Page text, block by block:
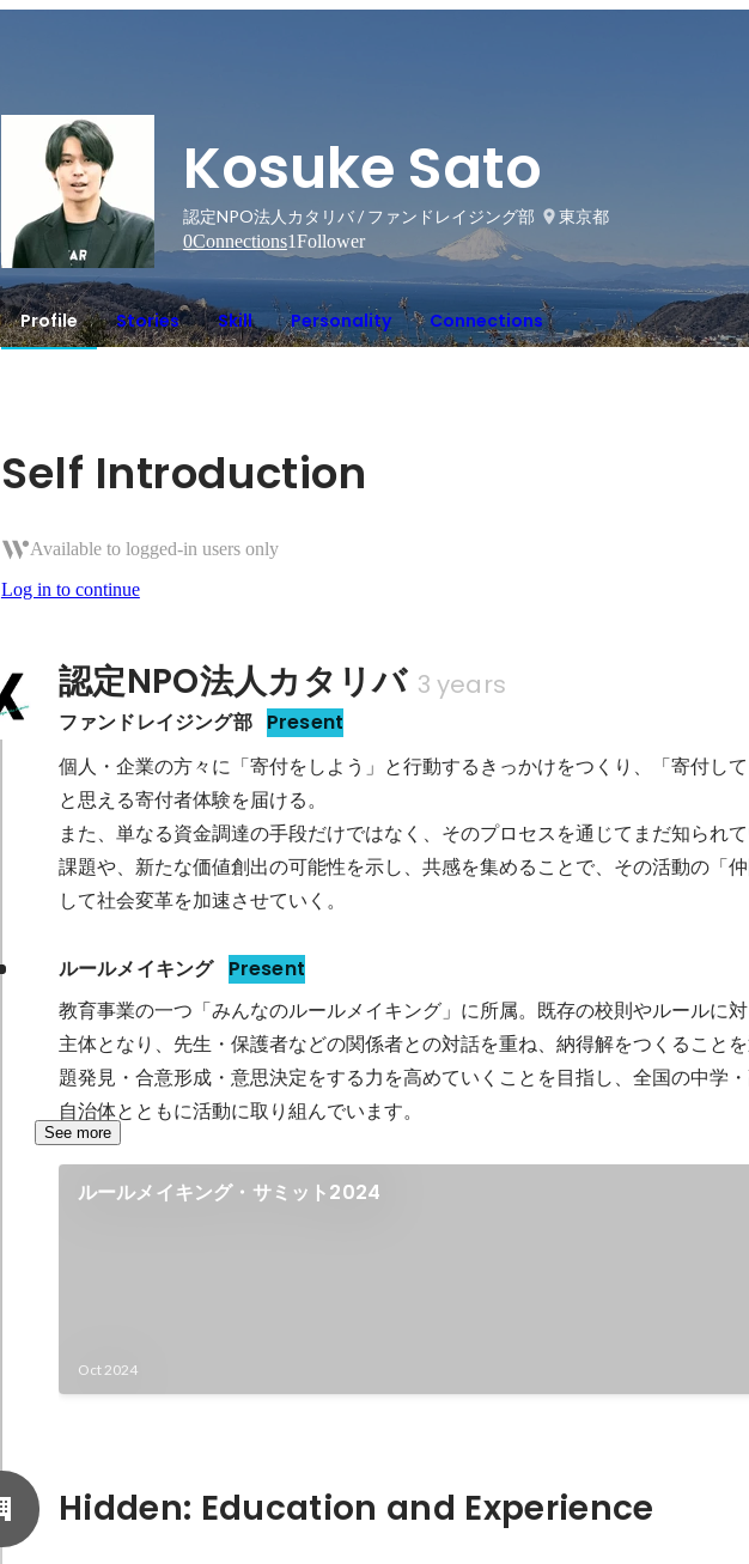
Kosuke Sato
認定NPO法人カタリバ / ファンドレイジング部
東京都
0Connections1Follower
Profile Stories Skill Personality Connections
Self Introduction
Available to logged-in users only
Log in to continue
認定NPO法人カタリバ 3 years
ファンドレイジング部 Present
個人・企業の方々に「寄付をしよう」と行動するきっかけをつくり、「寄付して
と思える寄付者体験を届ける。
また、単なる資金調達の手段だけではなく、そのプロセスを通じてまだ知られ
課題や、新たな価値創出の可能性を示し、共感を集めることで、その活動の「
して社会変革を加速させていく。
ルールメイキング Present
教育事業の一つ「みんなのルールメイキング」に所属。既存の校則やルールに
主体となり、先生・保護者などの関係者との対話を重ね、納得解をつくること
題発⾒・合意形成・意思決定をする⼒を高めていくことを目指し、全国の中学
自治体とともに活動に取り組んでいます。
See more
ルールメイキング・サミット2024
Oct 2024